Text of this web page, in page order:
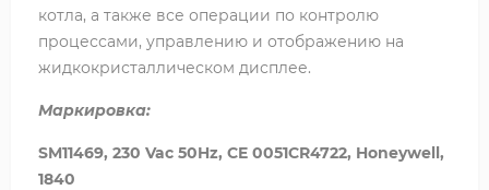
котла, а также все операции по контролю
процессами, управлению и отображению на
жидкокристаллическом дисплее.
Маркировка:
SM11469, 230 Vac 50Hz, CE 0051CR4722, Honeywell,
1840